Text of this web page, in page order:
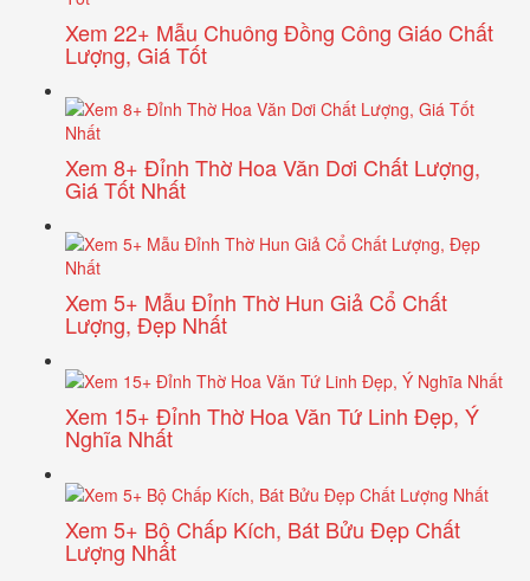
Xem 22+ Mẫu Chuông Đồng Công Giáo Chất
Lượng, Giá Tốt
Xem 8+ Đỉnh Thờ Hoa Văn Dơi Chất Lượng,
Giá Tốt Nhất
Xem 5+ Mẫu Đỉnh Thờ Hun Giả Cổ Chất
Lượng, Đẹp Nhất
Xem 15+ Đỉnh Thờ Hoa Văn Tứ Linh Đẹp, Ý
Nghĩa Nhất
Xem 5+ Bộ Chấp Kích, Bát Bửu Đẹp Chất
Lượng Nhất